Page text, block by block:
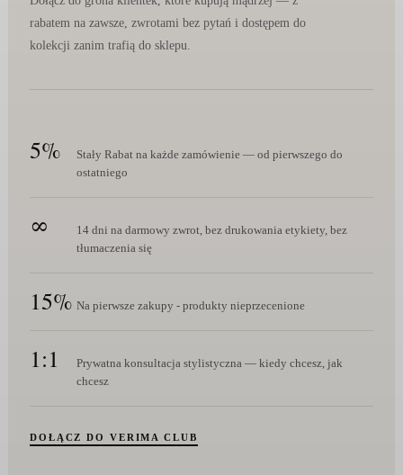
rabatem na zawsze, zwrotami bez pytań i dostępem do
kolekcji zanim trafią do sklepu.
5%
Stały Rabat na każde zamówienie — od pierwszego do
ostatniego
∞
14 dni na darmowy zwrot, bez drukowania etykiety, bez
tłumaczenia się
15% Na pierwsze zakupy - produkty nieprzecenione
1:1
Prywatna konsultacja stylistyczna — kiedy chcesz, jak
chcesz
DOŁĄCZ DO VERIMA CLUB